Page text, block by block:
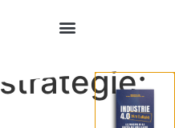
stratégie;